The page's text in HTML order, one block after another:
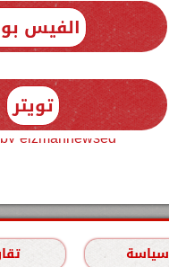
الفيس
تويتر
elzmannewseg
سياسة